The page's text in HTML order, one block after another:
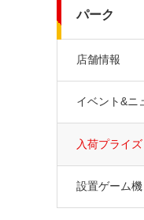
パーク
店舗情報
イベント&ニ
入荷プライズ
設置ゲーム機